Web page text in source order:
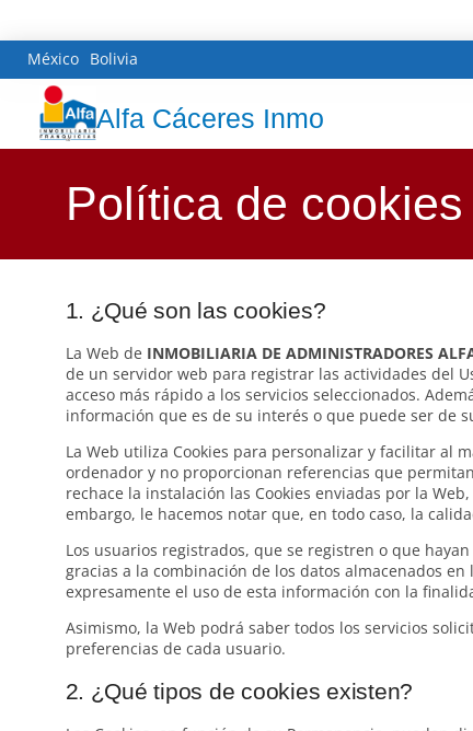
México Bolivia
Alfa Cáceres Inmo
Política de cookies
1. ¿Qué son las cookies?
La Web de INMOBILIARIA DE ADMINISTRADORES
de un servidor web para registrar las actividades del
acceso más rápido a los servicios seleccionados.
información que es de su interés o que puede ser de
La Web utiliza Cookies para personalizar y facilitar al
ordenador y no proporcionan referencias que
rechace la instalación las Cookies enviadas por la
embargo, le hacemos notar que, en todo caso, la
Los usuarios registrados, que se registren o que
gracias a la combinación de los datos almacenados
expresamente el uso de esta información con la
Asimismo, la Web podrá saber todos los servicios
preferencias de cada usuario.
2. ¿Qué tipos de cookies existen?